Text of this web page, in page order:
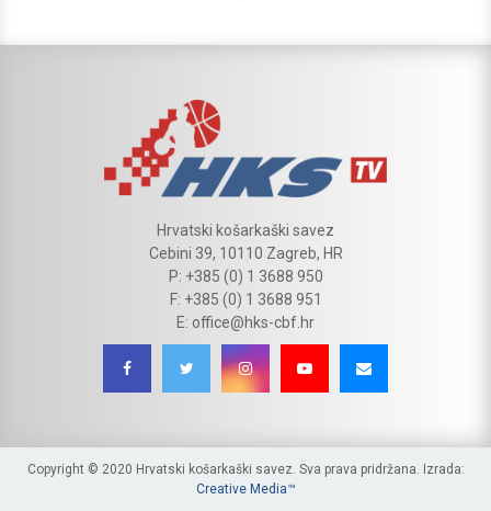
Hrvatski košarkaški savez
Cebini 39, 10110 Zagreb, HR
P: +385 (0) 1 3688 950
F: +385 (0) 1 3688 951
E: office@hks-cbf.hr
Copyright © 2020 Hrvatski košarkaški savez. Sva prava pridržana. Izrada:
Creative Media™